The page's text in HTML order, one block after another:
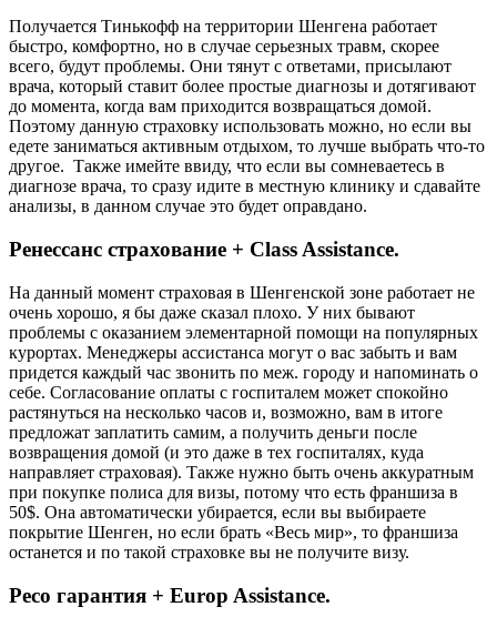
Получается Тинькофф на территории Шенгена работает
быстро, комфортно, но в случае серьезных травм, скорее
всего, будут проблемы. Они тянут с ответами, присылают
врача, который ставит более простые диагнозы и дотягивают
до момента, когда вам приходится возвращаться домой.
Поэтому данную страховку использовать можно, но если вы
едете заниматься активным отдыхом, то лучше выбрать что-то
другое. Также имейте ввиду, что если вы сомневаетесь в
диагнозе врача, то сразу идите в местную клинику и сдавайте
анализы, в данном случае это будет оправдано.
Ренессанс страхование + Class Assistance.
На данный момент страховая в Шенгенской зоне работает не
очень хорошо, я бы даже сказал плохо. У них бывают
проблемы с оказанием элементарной помощи на популярных
курортах. Менеджеры ассистанса могут о вас забыть и вам
придется каждый час звонить по меж. городу и напоминать о
себе. Согласование оплаты с госпиталем может спокойно
растянуться на несколько часов и, возможно, вам в итоге
предложат заплатить самим, а получить деньги после
возвращения домой (и это даже в тех госпиталях, куда
направляет страховая). Также нужно быть очень аккуратным
при покупке полиса для визы, потому что есть франшиза в
50$. Она автоматически убирается, если вы выбираете
покрытие Шенген, но если брать «Весь мир», то франшиза
останется и по такой страховке вы не получите визу.
Ресо гарантия + Europ Assistance.